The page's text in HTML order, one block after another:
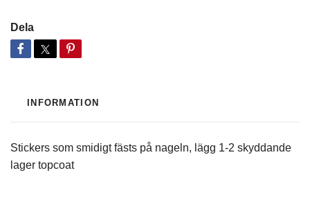
Dela
INFORMATION
Stickers som smidigt fästs på nageln, lägg 1-2 skyddande
lager topcoat